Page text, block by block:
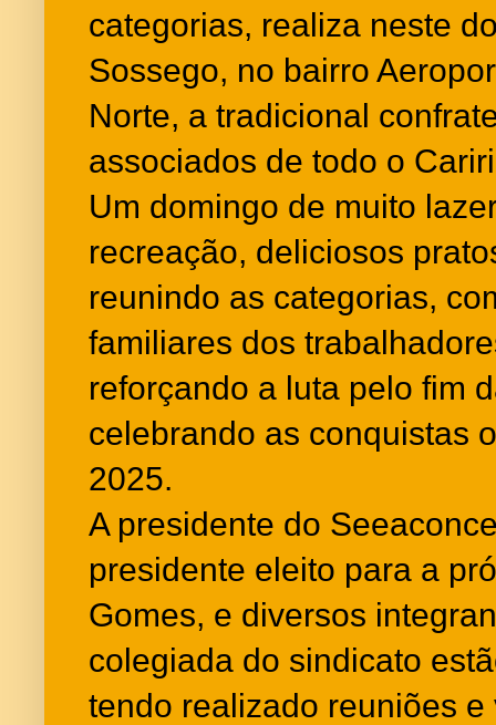
categorias, realiza neste
Sossego, no bairro
Norte, a tradicional
associados de todo o
Um domingo de muito
recreação, deliciosos
reunindo as categorias,
familiares dos
reforçando a luta pelo fim
celebrando as conquistas
2025.
A presidente do
presidente eleito para a
Gomes, e diversos
colegiada do sindicato
tendo realizado reuniões